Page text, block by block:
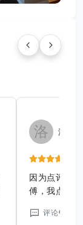
洛 洛杉
因为点评我
傅，我点评
评论